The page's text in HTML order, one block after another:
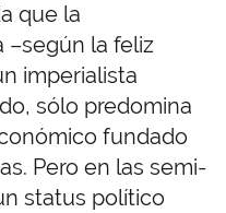
que la
–según la feliz
imperialista
sólo predomina
fundado
Pero en las semi-
status político